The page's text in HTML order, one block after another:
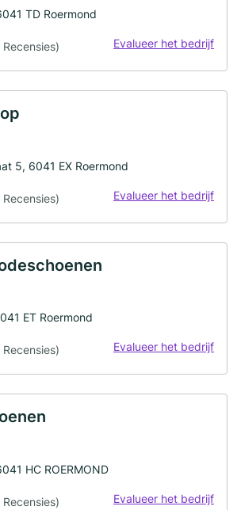
TD Roermond
Recensies) Evalueer het bedrijf
5, 6041 EX Roermond
Recensies) Evalueer het bedrijf
ET Roermond
Recensies) Evalueer het bedrijf
HC ROERMOND
Recensies) Evalueer het bedrijf